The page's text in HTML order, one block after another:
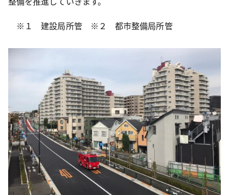
※１ 建設局所管 ※２ 都市整備局所管